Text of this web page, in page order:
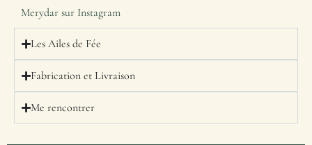
Merydar sur Instagram
Les Ailes de Fée
Fabrication et Livraison
Me rencontrer